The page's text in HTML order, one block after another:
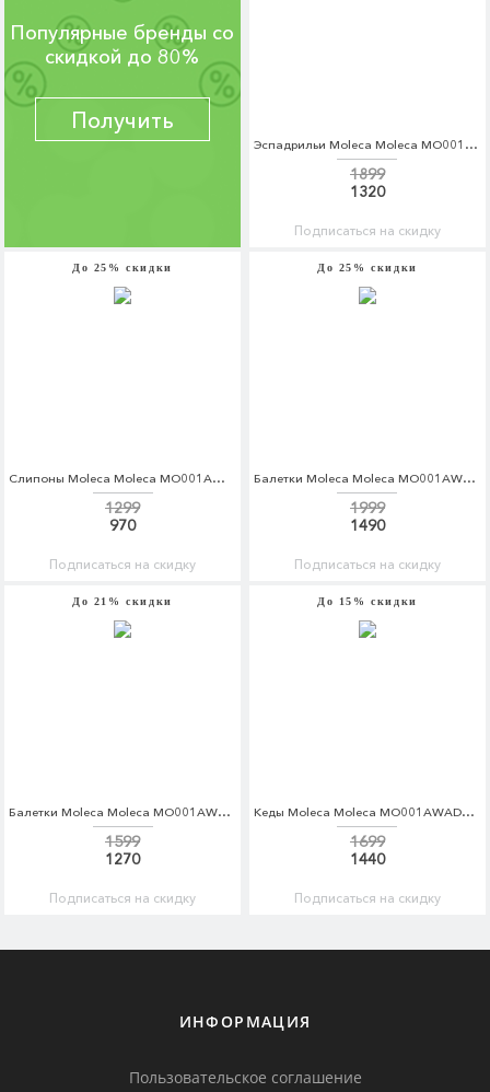
Популярные бренды со
скидкой до 80%
Получить
Эспадрильи Moleca Moleca MO001AWPMO65
1899
1320
Подписаться на скидку
До 25% скидки
Слипоны Moleca Moleca MO001AWPMP41
1299
970
Подписаться на скидку
До 25% скидки
Балетки Moleca Moleca MO001AWADHA9
1999
1490
Подписаться на скидку
До 21% скидки
Балетки Moleca Moleca MO001AWADHF2
1599
1270
Подписаться на скидку
До 15% скидки
Кеды Moleca Moleca MO001AWADHJ8
1699
1440
Подписаться на скидку
ИНФОРМАЦИЯ
Пользовательское соглашение